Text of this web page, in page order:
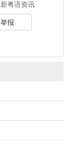
粤语资讯
举报